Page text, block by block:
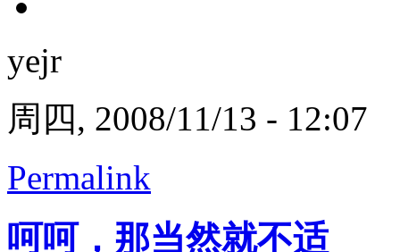
yejr
周四, 2008/11/13 - 12:07
Permalink
呵呵，那当然就不适